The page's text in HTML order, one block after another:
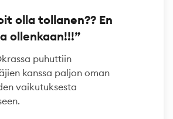
olla tollanen?? En
ollenkaan!!!”
puhuttiin
kanssa paljon oman
vaikutuksesta